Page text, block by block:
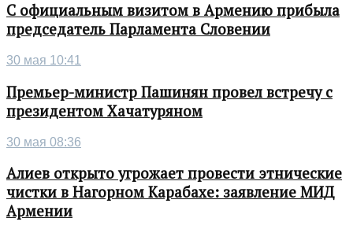
С официальным визитом в Армению прибыла
председатель Парламента Словении
30 мая 10:41
Премьер-министр Пашинян провел встречу с
президентом Хачатуряном
30 мая 08:36
Алиев открыто угрожает провести этнические
чистки в Нагорном Карабахе: заявление МИД
Армении